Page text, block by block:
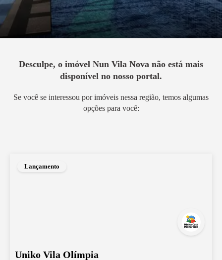
Desculpe, o imóvel Nun Vila Nova não está mais
disponível no nosso portal.
Se você se interessou por imóveis nessa região, temos algumas
opções para você:
Lançamento
Uniko Vila Olímpia